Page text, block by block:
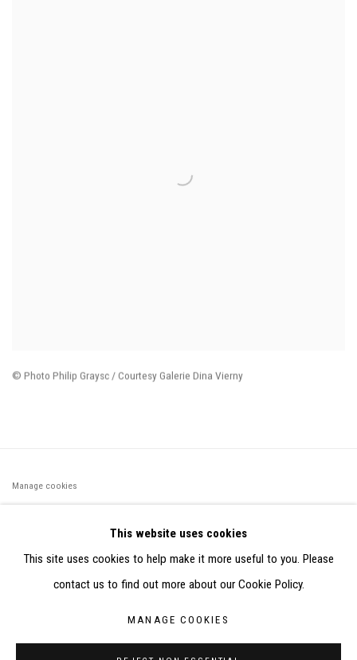
© Photo Philip Graysc / Courtesy Galerie Dina Vierny
Manage cookies
PARTIR DES DONNÉES COLLECTÉES PAR ELISABETH KLIMOFF
DE 2015 À 2019
SITE BY ARTLOGIC
This website uses cookies
This site uses cookies to help make it more useful to you. Please
contact us to find out more about our Cookie Policy.
MANAGE COOKIES